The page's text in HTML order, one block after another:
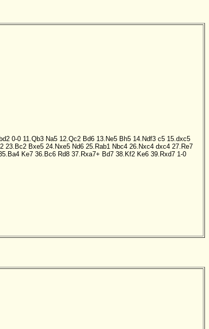
0-0 11.Qb3 Na5 12.Qc2 Bd6 13.Ne5 Bh5 14.Ndf3 c5 15.dxc5
23.Bc2 Bxe5 24.Nxe5 Nd6 25.Rab1 Nbc4 26.Nxc4 dxc4 27.Re7
Ke7 36.Bc6 Rd8 37.Rxa7+ Bd7 38.Kf2 Ke6 39.Rxd7 1-0